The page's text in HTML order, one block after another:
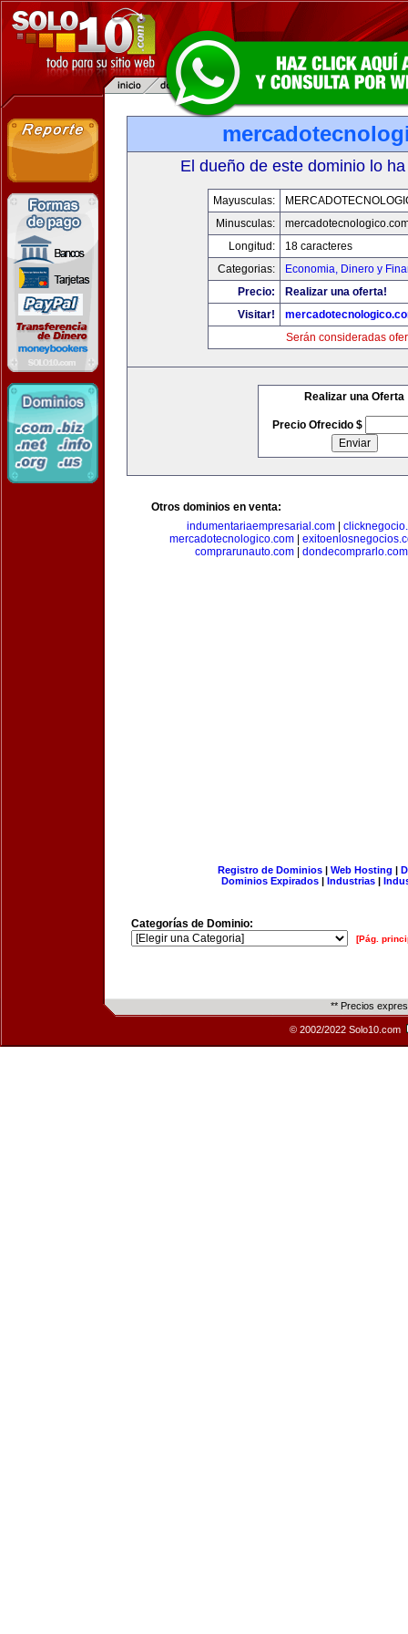
El dueño de este dominio lo
Mayusculas:
Minusculas:
Longitud:
18 caracteres
Categorias:
Economia, Dinero y
Precio:
Realizar una oferta!
Visitar!
Serán consideradas
Realizar una Oferta
Precio Ofrecido $
Otros dominios en venta:
indumentariaempresarial.com
mercadotecnologico.com
comprarunauto.com| dondecomprarlo.com
Registro de Dominios| Web Hosting |
Dominios Expirados | Industrias |
Categorías de Dominio:
[Pág.
** Precios
© 2002/2022 Solo10.com